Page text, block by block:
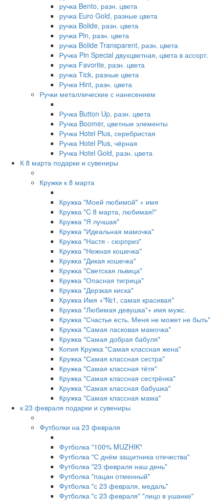
ручка Bento, разн. цвета
ручка Euro Gold, разные цвета
ручка Bolide, разн. цвета
ручка Pin, разн. цвета
ручка Bolide Transparent, разн. цвета
Ручка Pin Special двухцветная, цвета в ассорт.
ручка Favorite, разн. цвета
ручка Tick, разные цвета
Ручка Hint, разн. цвета
Ручки металлические с нанесением
Ручка Button Up, разн. цвета
Ручка Boomer, цветные элементы
Ручка Hotel Plus, серебристая
Ручка Hotel Plus, чёрная
Ручка Hotel Gold, разн. цвета
К 8 марта подарки и сувениры
Кружки к 8 марта
Кружка "Моей любимой" + имя
Кружка "C 8 марта, любимая!"
Кружка "Я лучшая"
Кружка "Идеальная мамочка"
Кружка "Настя - сюрприз"
Кружка "Нежная кошечка"
Кружка "Дикая кошечка"
Кружка "Светская львица"
Кружка "Опасная тигрица"
Кружка "Дерзкая киска"
Кружка Имя +"№1, самая красивая"
Кружка "Любимая девушка"+ имя мужс.
Кружка "Счастье есть. Меня не может не быть"
Кружка "Самая ласковая мамочка"
Кружка "Самая добрая бабуля"
Копия Кружка "Самая классная жена"
Кружка "Самая классная сестра"
Кружка "Самая классная тётя"
Кружка "Самая классная сестрёнка"
Кружка "Самая классная бабушка"
Кружка "Самая классная мама"
к 23 февраля подарки и сувениры
Футболки на 23 февраля
Футболка "100% MUZHIK"
Футболка "С днём защитника отечества"
Футболка "23 февраля наш день"
Футболка "пацан отменный"
Футболка "с 23 февраля, медаль"
Футболка "с 23 февраля" "лицо в ушанке"